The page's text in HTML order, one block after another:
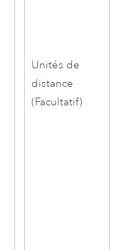
Unités de
distance
(Facultatif)